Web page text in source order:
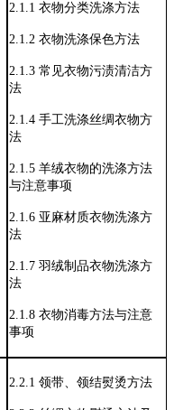
2.1.1衣物分类洗涤方法
2.1.2衣物洗涤保色方法
2.1.3常见衣物污渍清洁方
法
2.1.4手工洗涤丝绸衣物方
法
2.1.5羊绒衣物的洗涤方法
与注意事项
2.1.6 亚麻材质衣物洗涤方
法
2.1.7羽绒制品衣物洗涤方
法
2.1.8衣物消毒方法与注意
事项
2.2.1领带、领结熨烫方法